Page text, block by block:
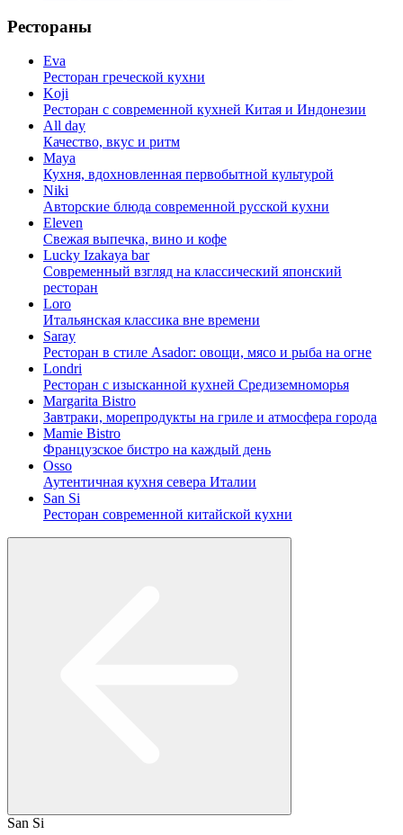
Рестораны
Eva
Ресторан греческой кухни
Koji
Ресторан с cовременной кухней Китая и Индонезии
All day
Качество, вкус и ритм
Maya
Кухня, вдохновленная первобытной культурой
Niki
Авторские блюда современной русской кухни
Eleven
Свежая выпечка, вино и кофе
Lucky Izakaya bar
Современный взгляд на классический японский
ресторан
Loro
Итальянская классика вне времени
Saray
Ресторан в стиле Asador: овощи, мясо и рыба на огне
Londri
Ресторан с изысканной кухней Средиземноморья
Margarita Bistro
Завтраки, морепродукты на гриле и атмосфера города
Mamie Bistro
Французское бистро на каждый день
Osso
Аутентичная кухня севера Италии
San Si
Ресторан современной китайской кухни
San Si